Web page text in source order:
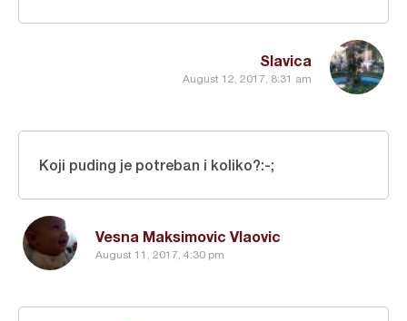
Slavica
August 12, 2017, 8:31 am
Vesna Maksimovic Vlaovic
August 11, 2017, 4:30 pm
Koji puding je potreban i koliko?:-;